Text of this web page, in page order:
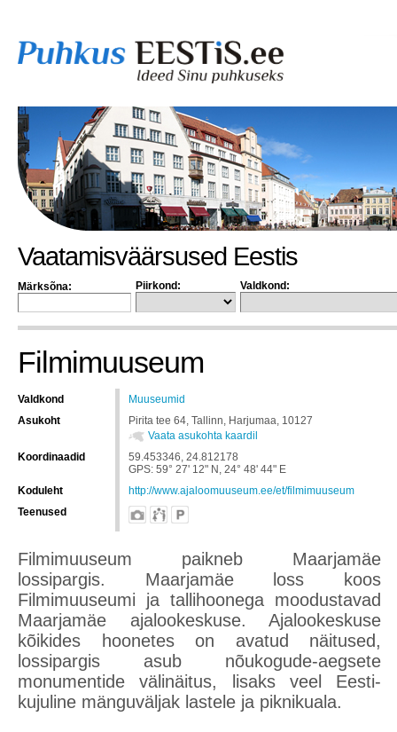
Vaatamisväärsused Eestis
Märksõna: Piirkond: Valdkond:
Filmimuuseum
Valdkond
Muuseumid
Asukoht
Pirita tee 64, Tallinn, Harjumaa, 10127
Vaata asukohta kaardil
Koordinaadid
59.453346, 24.812178
GPS: 59° 27' 12" N, 24° 48' 44" E
Koduleht
http://www.ajaloomuuseum.ee/et/filmimuuseum
Teenused
Filmimuuseum paikneb Maarjamäe
lossipargis. Maarjamäe loss koos
Filmimuuseumi ja tallihoonega moodustavad
Maarjamäe ajalookeskuse. Ajalookeskuse
kõikides hoonetes on avatud näitused,
lossipargis asub nõukogude-aegsete
monumentide välinäitus, lisaks veel Eesti-
kujuline mänguväljak lastele ja piknikuala.